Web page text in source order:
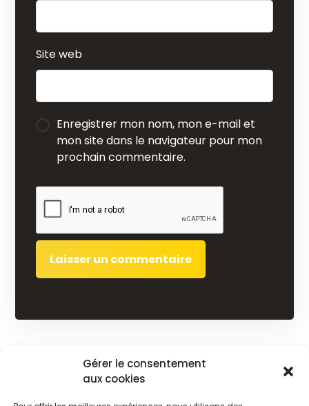
Gérer le consentement
aux cookies
Site web
Enregistrer mon nom, mon e-mail et
mon site dans le navigateur pour mon
prochain commentaire.
Désinsectisation